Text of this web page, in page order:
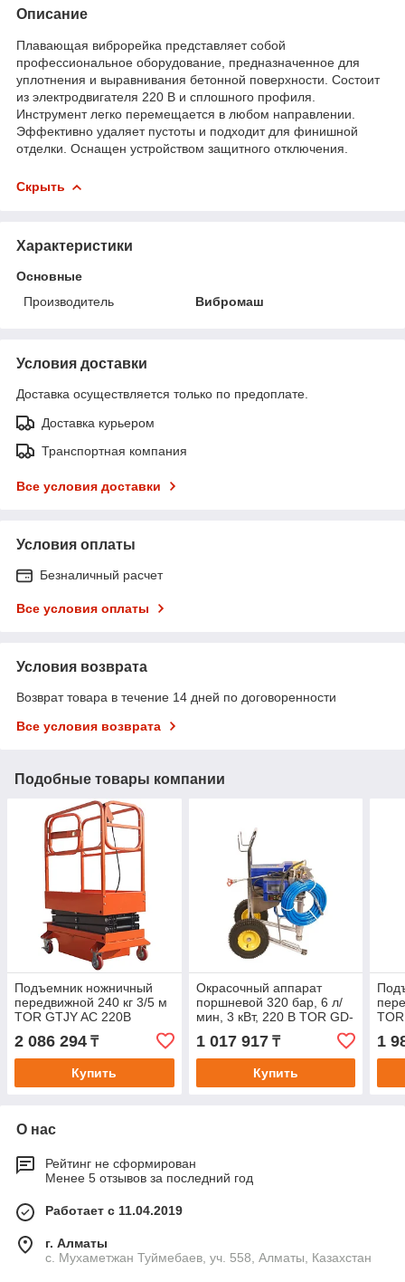
Описание
Плавающая виброрейка представляет собой
профессиональное оборудование, предназначенное для
уплотнения и выравнивания бетонной поверхности. Состоит
из электродвигателя 220 В и сплошного профиля.
Инструмент легко перемещается в любом направлении.
Эффективно удаляет пустоты и подходит для финишной
отделки. Оснащен устройством защитного отключения.
Скрыть
Характеристики
Основные
Производитель
Вибромаш
Условия доставки
Доставка осуществляется только по предоплате.
Доставка курьером
Транспортная компания
Все условия доставки
Условия оплаты
Безналичный расчет
Все условия оплаты
Условия возврата
Возврат товара в течение 14 дней по договоренности
Все условия возврата
Подобные товары компании
Подъемник ножничный
передвижной 240 кг 3/5 м
TOR GTJY AC 220В
2 086 294 ₸
Купить
Окрасочный аппарат
поршневой 320 бар, 6 л/
мин, 3 кВт, 220 В TOR GD-
1 017 917₸
Купить
1
О нас
Рейтинг не сформирован
Менее 5 отзывов за последний год
Работает с 11.04.2019
г. Алматы
с. Мухаметжан Туймебаев, уч. 558, Алматы, Казахстан